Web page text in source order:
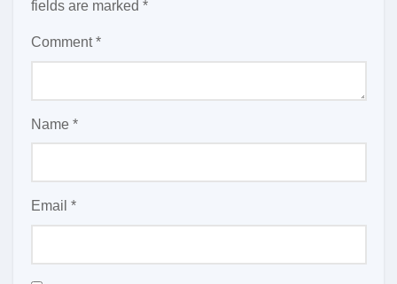
fields are marked *
Comment*
Name *
Email *